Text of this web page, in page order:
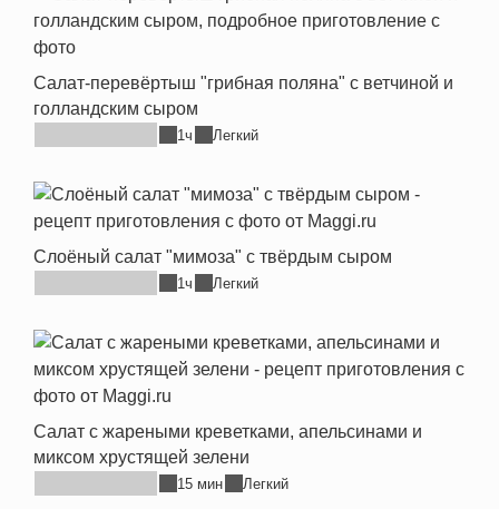
Салат-перевёртыш "грибная поляна" с ветчиной и
голландским сыром
1ч Легкий
Слоёный салат "мимоза" с твёрдым сыром
1ч Легкий
Салат с жареными креветками, апельсинами и
миксом хрустящей зелени
15 мин Легкий